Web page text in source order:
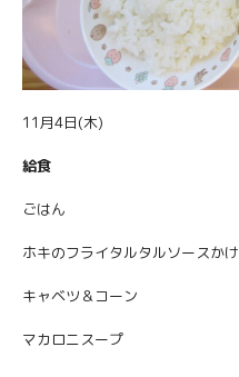
11月4日(木)
給食
ごはん
ホキのフライタルタルソースかけ
キャベツ＆コーン
マカロニスープ